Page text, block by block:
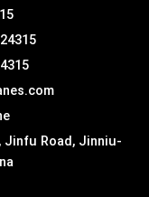
Jinfu Road, Jinniu-